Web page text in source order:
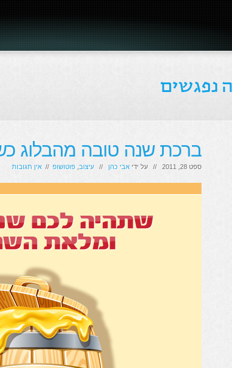
ברכת שנה טובה מהבלוג
ספט 28, 2011 // על ידי אבי כהן // עיצוב פוטושופ // אין תגובות